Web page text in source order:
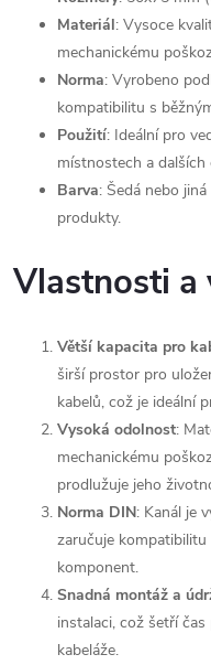
Materiál: Vysoce
mechanickému
Norma: Vyrobeno
kompatibilitu s
Použití: Ideální pro
místnostech a
Barva: Šedá nebo
produkty.
Vlastnosti a
Větší kapacita pro
širší prostor pro
kabelů, což je ideální
Vysoká odolnost:
mechanickému
prodlužuje jeho
Norma DIN: Kanál je
zaručuje
komponent.
Snadná montáž a
instalaci, což šetří
kabeláže.